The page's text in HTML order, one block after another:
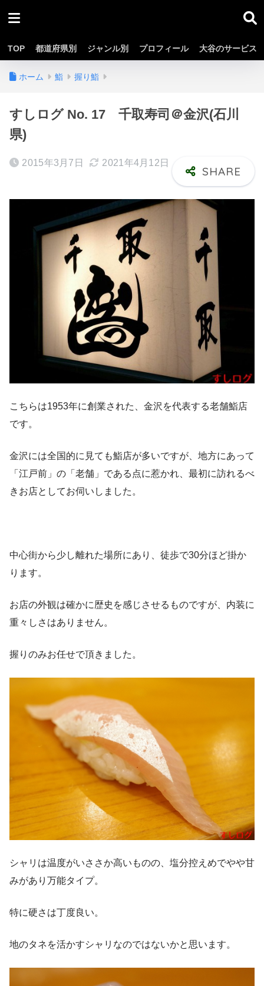
TOP 都道府県別 ジャンル別 プロフィール 大谷のサービス
ホーム 鮨 握り鮨
すしログ No. 17 千取寿司＠金沢(石川
県)
2015年3月7日 2021年4月12日
こちらは1953年に創業された、金沢を代表する老舗鮨店
です。
金沢には全国的に見ても鮨店が多いですが、地方にあって
「江戸前」の「老舗」である点に惹かれ、最初に訪れるべ
きお店としてお伺いしました。
中心街から少し離れた場所にあり、徒歩で30分ほど掛か
ります。
お店の外観は確かに歴史を感じさせるものですが、内装に
重々しさはありません。
握りのみお任せで頂きました。
シャリは温度がいささか高いものの、塩分控えめでやや甘
みがあり万能タイプ。
特に硬さは丁度良い。
地のタネを活かすシャリなのではないかと思います。